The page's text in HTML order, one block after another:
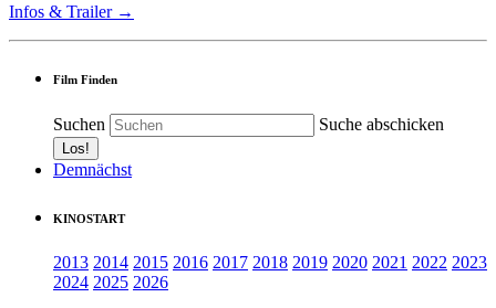
Infos & Trailer →
Film Finden
Suchen Suche abschicken
Demnächst
KINOSTART
2013 2014 2015 2016 2017 2018 2019 2020 2021 2022 2023
2024 2025 2026